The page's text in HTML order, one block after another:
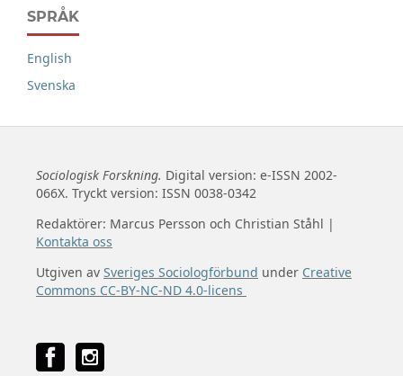
SPRÅK
English
Svenska
Sociologisk Forskning. Digital version: e-ISSN 2002-
066X. Tryckt version: ISSN 0038-0342
Redaktörer: Marcus Persson och Christian Ståhl |
Kontakta oss
Utgiven av Sveriges Sociologförbund under Creative
Commons CC-BY-NC-ND 4.0-licens